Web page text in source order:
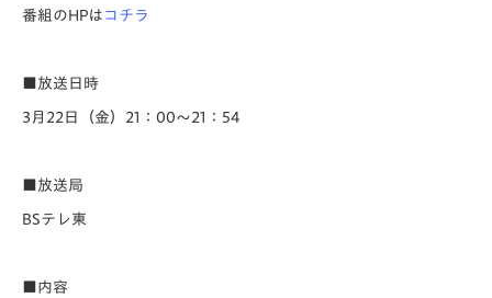
番組のHPは コチラ
■放送日時
3月22日（金）21：00～21：54
■放送局
BSテレ東
■内容